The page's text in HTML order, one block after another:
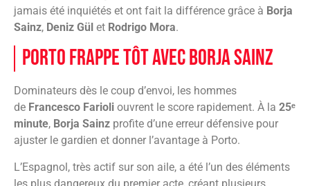
jamais été inquiétés et ont fait la différence grâce à Borja
Sainz, Deniz Gül et Rodrigo Mora.
Porto frappe tôt avec Borja Sainz
Dominateurs dès le coup d’envoi, les hommes
de Francesco Farioli ouvrent le score rapidement. À la 25ᵉ
minute, Borja Sainz profite d’une erreur défensive pour
ajuster le gardien et donner l’avantage à Porto.
L’Espagnol, très actif sur son aile, a été l’un des éléments